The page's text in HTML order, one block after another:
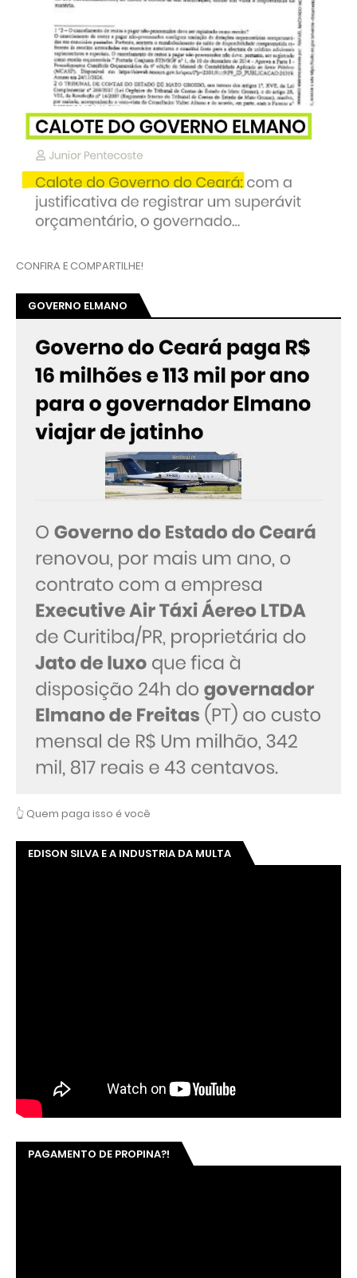
CONFIRA E COMPARTILHE!
GOVERNO ELMANO
👆 Quem paga isso é você
EDISON SILVA E A INDUSTRIA DA MULTA
PAGAMENTO DE PROPINA?!